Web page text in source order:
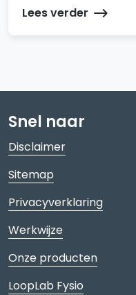
Lees verder
Snel naar
Disclaimer
Sitemap
Privacyverklaring
Werkwijze
Onze producten
LoopLab Fysio